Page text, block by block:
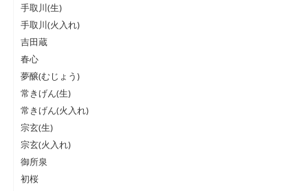
手取川(生)
手取川(火入れ)
吉田蔵
春心
夢醸(むじょう)
常きげん(生)
常きげん(火入れ)
宗玄(生)
宗玄(火入れ)
御所泉
初桜